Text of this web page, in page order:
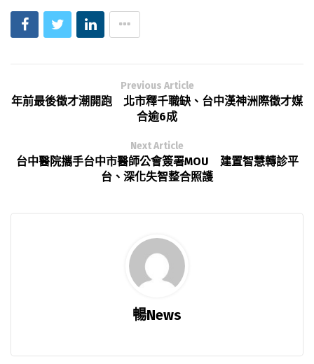
Previous Article
年前最後徵才潮開跑 北市釋千職缺、台中漢神洲際徵才媒
合逾6成
Next Article
台中醫院攜手台中市醫師公會簽署MOU 建置智慧轉診平
台、深化失智整合照護
暢News